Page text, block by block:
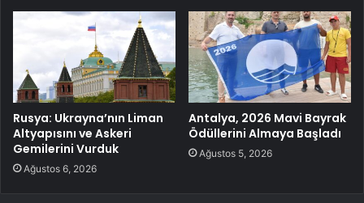
Rusya: Ukrayna’nın Liman
Altyapısını ve Askeri
Gemilerini Vurduk
Ağustos 6, 2026
Antalya, 2026 Mavi Bayrak
Ödüllerini Almaya Başladı
Ağustos 5, 2026